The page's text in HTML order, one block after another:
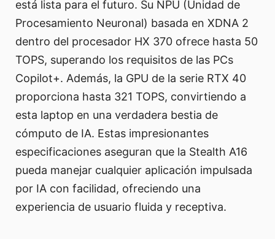
está lista para el futuro. Su NPU (Unidad de
Procesamiento Neuronal) basada en XDNA 2
dentro del procesador HX 370 ofrece hasta 50
TOPS, superando los requisitos de las PCs
Copilot+. Además, la GPU de la serie RTX 40
proporciona hasta 321 TOPS, convirtiendo a
esta laptop en una verdadera bestia de
cómputo de IA. Estas impresionantes
especificaciones aseguran que la Stealth A16
pueda manejar cualquier aplicación impulsada
por IA con facilidad, ofreciendo una
experiencia de usuario fluida y receptiva.